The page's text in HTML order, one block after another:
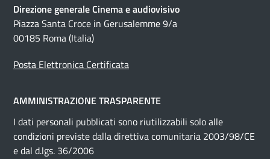
Direzione generale Cinema e audiovisivo
Piazza Santa Croce in Gerusalemme 9/a
00185 Roma (Italia)
Posta Elettronica Certificata
AMMINISTRAZIONE TRASPARENTE
I dati personali pubblicati sono riutilizzabili solo alle
condizioni previste dalla direttiva comunitaria 2003/98/CE
e dal d.lgs. 36/2006